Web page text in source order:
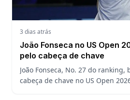
3 dias atrás
João Fonseca no US Open
pelo cabeça de chave
João Fonseca, No. 27 do ranking,
cabeça de chave no US Open